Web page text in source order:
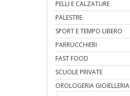
PELLI E CALZATURE
PALESTRE
SPORT E TEMPO LIBERO
PARRUCCHIERI
FAST FOOD
SCUOLE PRIVATE
OROLOGERIA GIOIELLERIA